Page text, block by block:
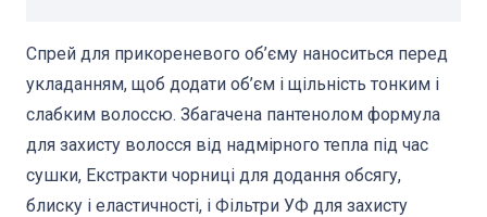
Спрей для прикореневого об’єму наноситься перед
укладанням, щоб додати об’єм і щільність тонким і
слабким волоссю. Збагачена пантенолом формула
для захисту волосся від надмірного тепла під час
сушки, Екстракти чорниці для додання обсягу,
блиску і еластичності, і Фільтри УФ для захисту